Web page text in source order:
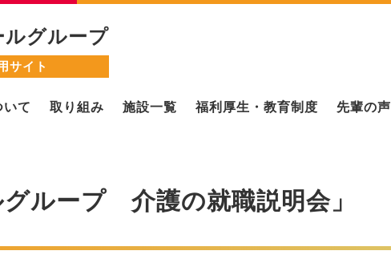
ルグループ
サイト
いて 取り組み 施設一覧 福利厚生・教育制度 先輩の声
グループ 介護の就職説明会」